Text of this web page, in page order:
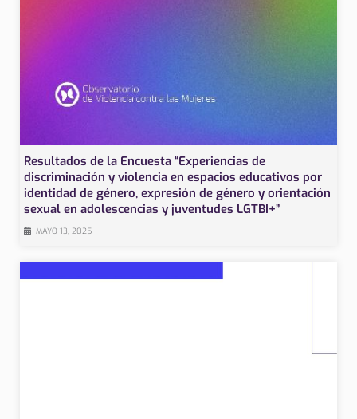
Resultados de la Encuesta “Experiencias de
discriminación y violencia en espacios educativos por
identidad de género, expresión de género y orientación
sexual en adolescencias y juventudes LGTBI+”
MAYO 13, 2025